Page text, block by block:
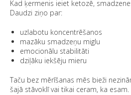
Kad ķermenis ieiet ketozē,
Daudzi ziņo par:
uzlabotu koncentrēšanos
mazāku smadzeņu miglu
emocionālu stabilitāti
dziļāku iekšēju mieru
Taču bez mērīšanas mēs bieži
šajā stāvoklī vai tikai ceram, ka esam.